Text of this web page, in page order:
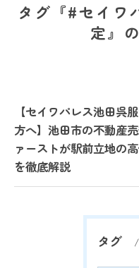
タグ『#セイ
定』
【セイワパレス池田呉
方へ】池田市の不動産
ァーストが駅前立地の
を徹底解説
タグ